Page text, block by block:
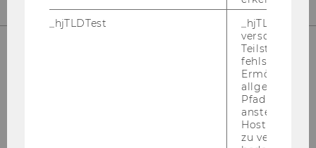
UNSERE SOCIAL MEDIA KANÄLE
_hjTLDTest
_hjTLDTest-
verschiedene
Teilstrings,
fehlschlägt.
Ermöglicht,
Pfad zu
anstelle des
Hostnamens
zu